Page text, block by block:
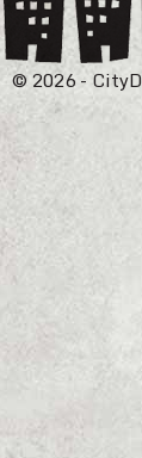
© 2026 -